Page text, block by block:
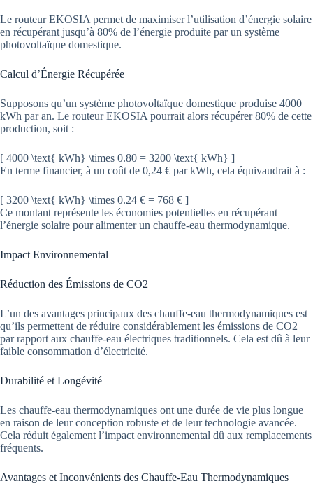
Le routeur EKOSIA permet de maximiser l’utilisation d’énergie solaire
en récupérant jusqu’à 80% de l’énergie produite par un système
photovoltaïque domestique.
Calcul d’Énergie Récupérée
Supposons qu’un système photovoltaïque domestique produise 4000
kWh par an. Le routeur EKOSIA pourrait alors récupérer 80% de cette
production, soit :
[ 4000 \text{ kWh} \times 0.80 = 3200 \text{ kWh} ]
En terme financier, à un coût de 0,24 € par kWh, cela équivaudrait à :
[ 3200 \text{ kWh} \times 0.24 € = 768 € ]
Ce montant représente les économies potentielles en récupérant
l’énergie solaire pour alimenter un chauffe-eau thermodynamique.
Impact Environnemental
Réduction des Émissions de CO2
L’un des avantages principaux des chauffe-eau thermodynamiques est
qu’ils permettent de réduire considérablement les émissions de CO2
par rapport aux chauffe-eau électriques traditionnels. Cela est dû à leur
faible consommation d’électricité.
Durabilité et Longévité
Les chauffe-eau thermodynamiques ont une durée de vie plus longue
en raison de leur conception robuste et de leur technologie avancée.
Cela réduit également l’impact environnemental dû aux remplacements
fréquents.
Avantages et Inconvénients des Chauffe-Eau Thermodynamiques